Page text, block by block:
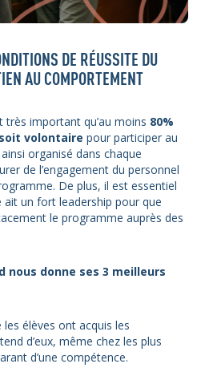
DE RÉUSSITE DU
AU COMPORTEMENT
très important qu’au moins 80%
volontaire pour participer au
organisé dans chaque
de l’engagement du personnel
De plus, il est essentiel
ait un fort leadership pour que
le programme auprès des
nous donne ses 3 meilleurs
élèves ont acquis les
d’eux, même chez les plus
d’une compétence.